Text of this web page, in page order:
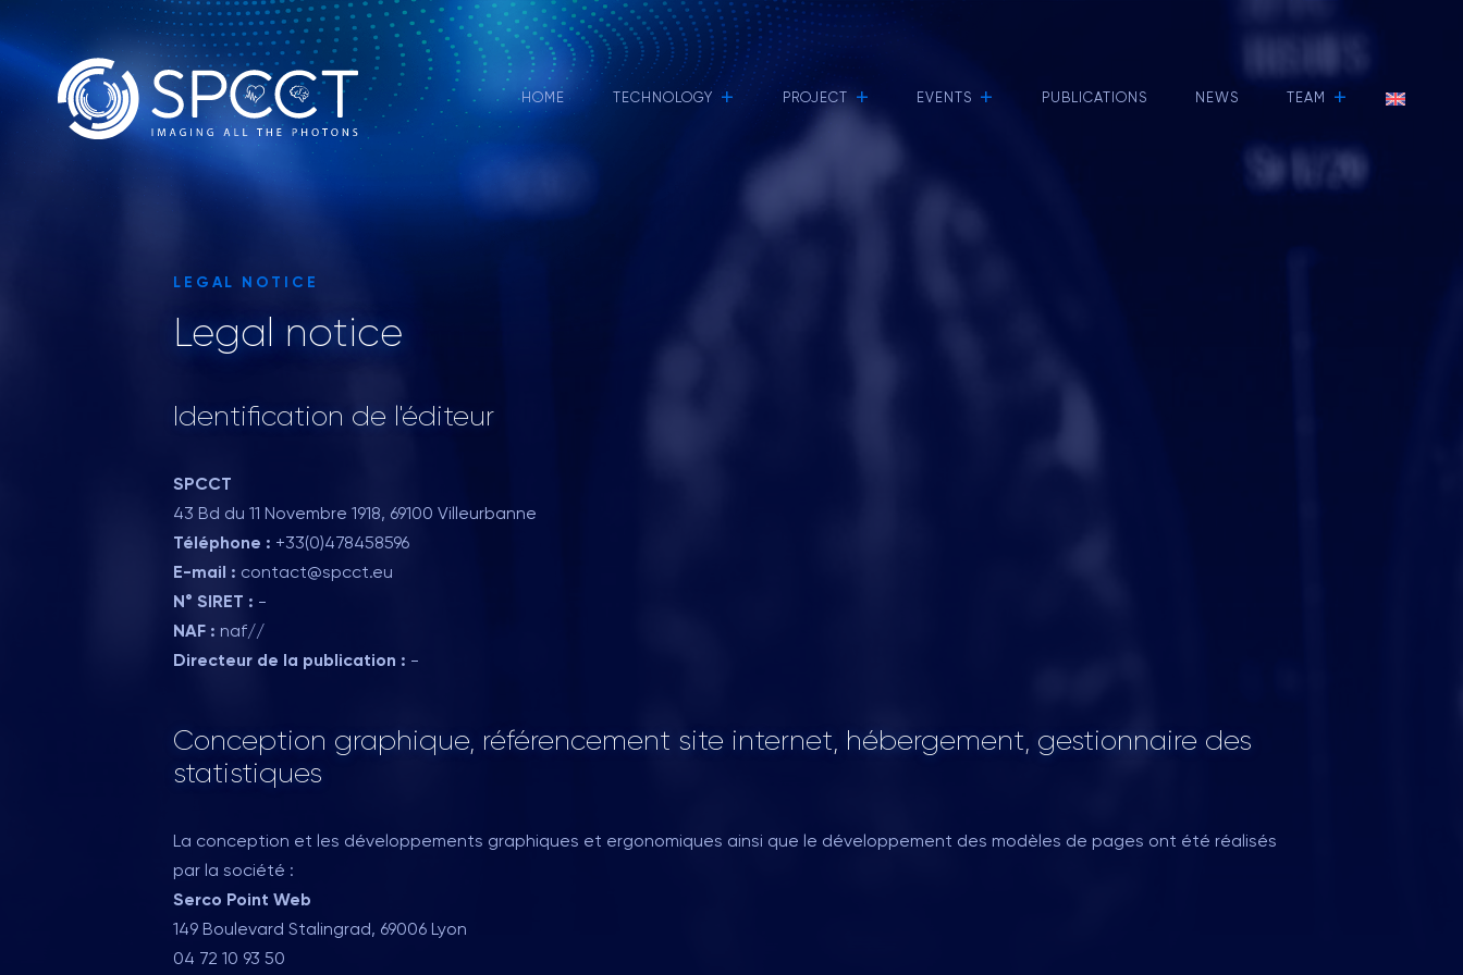
HOME +
TECHNOLOGY +
PROJECT +
EVENTS PUBLICATIONS NEWS +
TEAM
LEGAL NOTICE
Legal notice
Identification de l'éditeur
SPCCT
43 Bd du 11 Novembre 1918, 69100 Villeurbanne
Téléphone : +33(0)478458596
E-mail : contact@spcct.eu
N° SIRET : -
NAF : naf//
Directeur de la publication : -
Conception graphique, référencement site internet, hébergement, gestionnaire des
statistiques
La conception et les développements graphiques et ergonomiques ainsi que le développement des modèles de pages ont été réalisés
par la société :
Serco Point Web
149 Boulevard Stalingrad, 69006 Lyon
04 72 10 93 50